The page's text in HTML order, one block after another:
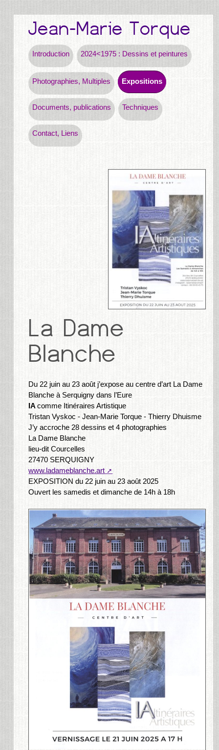
Introduction 2024<1975 : Dessins et peintures
Photographies, Multiples Expositions
Documents, publications Techniques
Contact, Liens
Du 22 juin au 23 août j’expose au centre d’art La Dame
Blanche à Serquigny dans l’Eure
IAcomme Itinéraires Artistique
Tristan Vyskoc - Jean-Marie Torque - Thierry Dhuisme
J’y accroche 28 dessins et 4 photographies
La Dame Blanche
lieu-dit Courcelles
27470 SERQUIGNY
www.ladameblanche.art
EXPOSITION du 22 juin au 23 août 2025
Ouvert les samedis et dimanche de 14h à 18h